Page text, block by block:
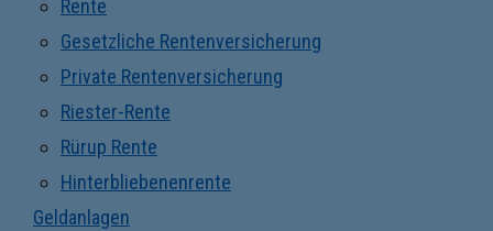
Rente
Gesetzliche Rentenversicherung
Private Rentenversicherung
Riester-Rente
Rürup Rente
Hinterbliebenenrente
Geldanlagen